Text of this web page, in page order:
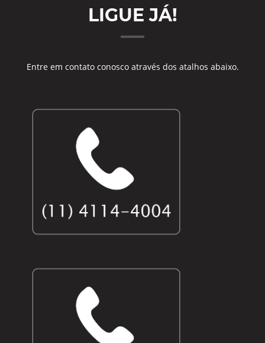
LIGUE JÁ!
Entre em contato conosco através dos atalhos abaixo.